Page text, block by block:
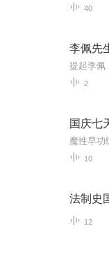
40
李佩先
2
国庆七
魔性早功
10
法制史
12